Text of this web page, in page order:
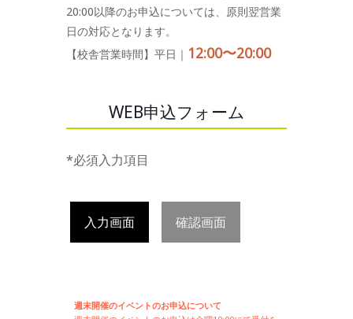
20:00以降のお申込については、原則翌営業
日の対応となります。
【校舎営業時間】平日｜ 12:00〜20:00
WEB申込フォーム
*必須入力項目
入力画面 確認画面
週末開催のイベントのお申込について